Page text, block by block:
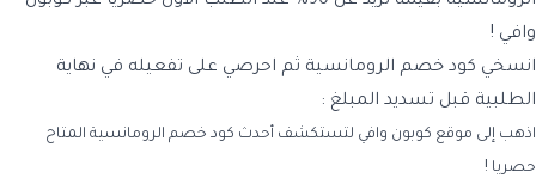
وافي !
انسخي كود خصم الرومانسية ثم احرصي على تفعيله في نهاية
الطلبية قبل تسديد المبلغ :
اذهب إلى موقع كوبون وافي لتستكشف أحدث كود خصم الرومانسية المتاح
حصريا !